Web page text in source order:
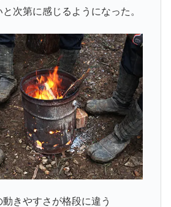
次第に感じるようになった。
きやすさが格段に違う